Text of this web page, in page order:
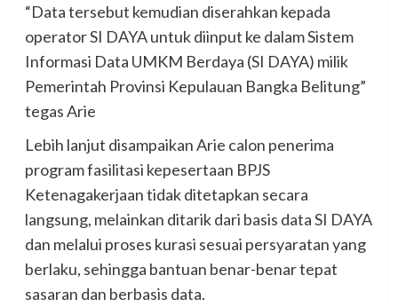
“Data tersebut kemudian diserahkan kepada
operator SI DAYA untuk diinput ke dalam Sistem
Informasi Data UMKM Berdaya (SI DAYA) milik
Pemerintah Provinsi Kepulauan Bangka Belitung”
tegas Arie
Lebih lanjut disampaikan Arie calon penerima
program fasilitasi kepesertaan BPJS
Ketenagakerjaan tidak ditetapkan secara
langsung, melainkan ditarik dari basis data SI DAYA
dan melalui proses kurasi sesuai persyaratan yang
berlaku, sehingga bantuan benar-benar tepat
sasaran dan berbasis data.